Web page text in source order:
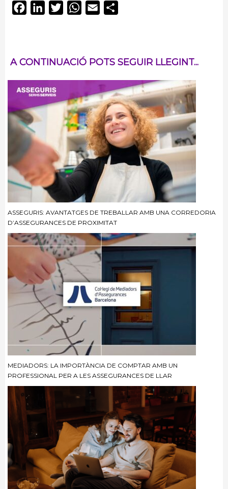
FacebookLinkedInTwitterWhatsApp
Email
A CONTINUACIÓ POTS SEGUIR LLEGINT...
ASSEGURIS: AVANTATGES DE TREBALLAR AMB UNA CORREDORIA
D’ASSEGURANCES DE PROXIMITAT
MEDIADORS: LA IMPORTÀNCIA DE COMPTAR AMB UN
PROFESSIONAL PER A LES ASSEGURANCES DE LLAR